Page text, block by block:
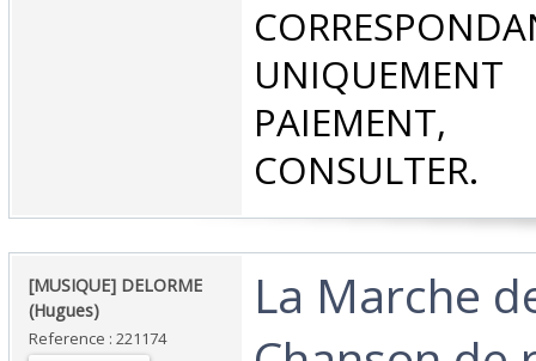
CONSULTER.‎
‎[MUSIQUE] DELORME
(Hugues)‎
Reference : 221174
‎La Marche